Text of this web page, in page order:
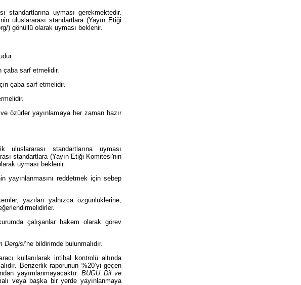
standartlarına uyması gerekmektedir.
uluslararası standartlara (Yayın Etiği
) gönüllü olarak uyması beklenir.
çaba sarf etmelidir.
çaba sarf etmelidir.
özürler yayınlamaya her zaman hazır
standartlarına uyması
standartlara (Yayın Etiği Komitesi'nin
uyması beklenir.
yayınlanmasını reddetmek için sebep
yazıları yalnızca özgünlüklerine,
çalışanlar hakem olarak görev
Dergisi’ne bildirimde bulunmalıdır.
kullanılarak intihal kontrolü altında
Benzerlik raporunun %20’yi geçen
yayımlanmayacaktır. BUGU Dil ve
veya başka bir yerde yayınlanmaya